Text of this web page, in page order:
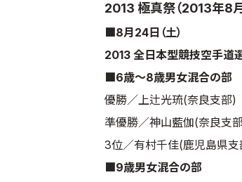
2013 極真祭（2013年8
■8月24日（土）
2013 全日本型競技空手道
■6歳～8歳男女混合の部
優勝／上辻光琉(奈良支部)
準優勝／神山藍伽(奈良支
3位／有村千佳(鹿児島県支
■9歳男女混合の部